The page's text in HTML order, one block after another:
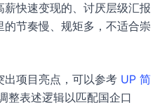
快速变现的、讨厌层级汇报
节奏慢、规矩多，不适合崇
出项目亮点，可以参考 UP 简
整表述逻辑以匹配国企口